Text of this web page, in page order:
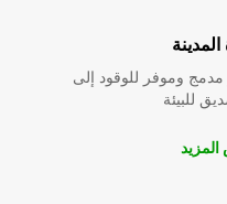
وموفر للوقود إلى
للبيئة